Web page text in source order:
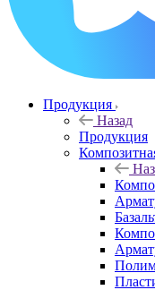
Продукция
Назад
Продукция